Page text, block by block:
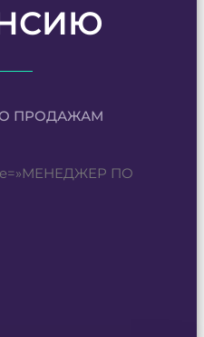
ПРОДАЖАМ
ПО